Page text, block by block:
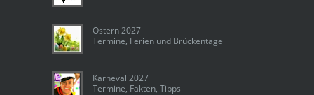
Ostern 2027
Termine, Ferien und Brückentage
Karneval 2027
Termine, Fakten, Tipps